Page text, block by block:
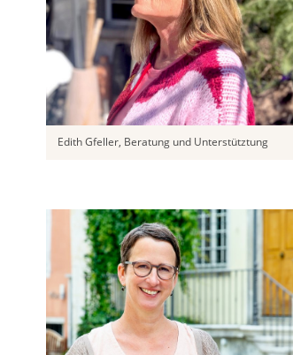
Edith Gfeller, Beratung und Unterstütztung